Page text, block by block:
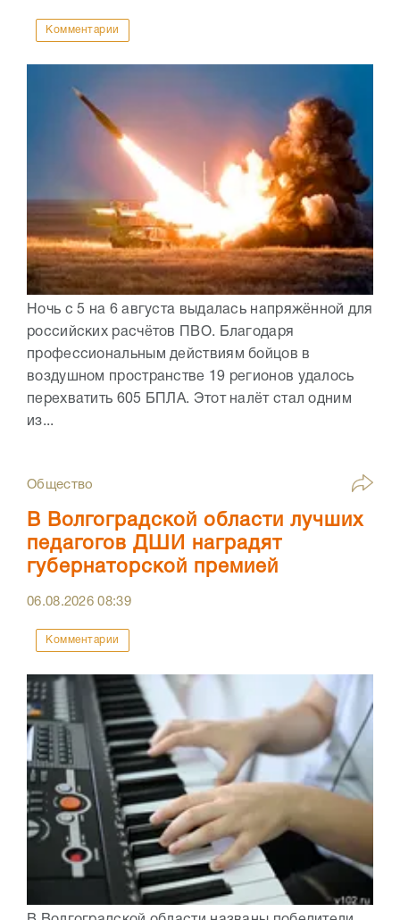
Комментарии
Ночь с 5 на 6 августа выдалась напряжённой для
российских расчётов ПВО. Благодаря
профессиональным действиям бойцов в
воздушном пространстве 19 регионов удалось
перехватить 605 БПЛА. Этот налёт стал одним
из...
Общество
В Волгоградской области лучших
педагогов ДШИ наградят
губернаторской премией
06.08.202608:39
Комментарии